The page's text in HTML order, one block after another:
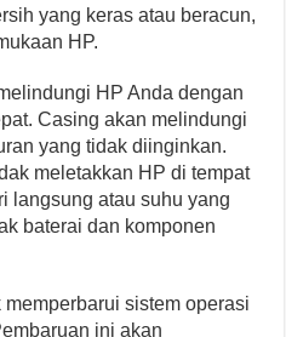
yang keras atau beracun,
HP.
HP Anda dengan
Casing akan melindungi
yang tidak diinginkan.
meletakkan HP di tempat
langsung atau suhu yang
baterai dan komponen
sistem operasi
ini akan